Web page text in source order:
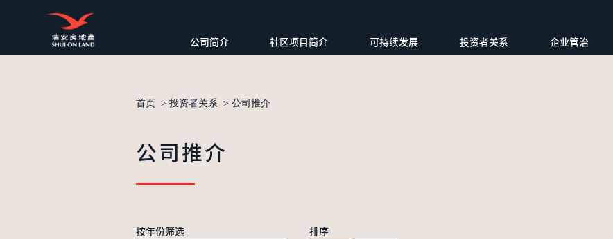
公司简介 社区项目简介 可持续发展 投资者关系 企业管治
首页 > 投资者关系 > 公司推介
公司推介
按年份筛选 排序